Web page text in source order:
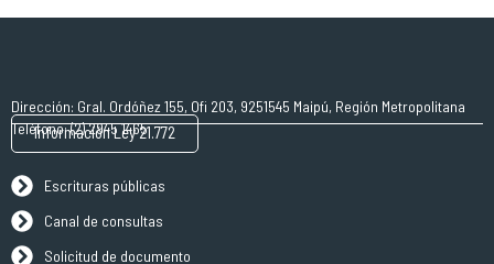
Dirección: Gral. Ordóñez 155, Ofi 203, 9251545 Maipú, Región Metropolitana
Teléfono: (2) 2945 1465
Información Ley 21.772
Escrituras públicas
Canal de consultas
Solicitud de documento